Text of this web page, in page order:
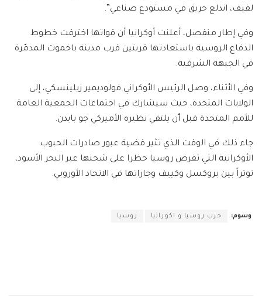
لفيف، اندلع حريق في مستودع صناعي”.
وفي إطار منفصل، أعلنت أوكرانيا أن قواتها اخترقت خطوط
الدفاع الروسية باستعادتها قريتين قرب مدينة باخموت المدمّرة
في الجبهة الشرقية.
وفي الأثناء، وصل الرئيس الأوكراني فولوديمير زيلينسكي، إلى
الولايات المتحدة، حيث سيشارك في اجتماعات الجمعية العامة
للأمم المتحدة قبل أن يلتقي نظيره الأميركي جو بايدن.
جاء ذلك في الوقت الذي تثير قضية عبور صادرات الحبوب
الأوكرانية التي تفرض روسيا حظرا على شحنها عبر البحر الأسود،
توتراً بين بروكسل وكييف وجاراتها في الاتحاد الأوروبي.
وسوم: حرب روسيا و اكورانيا روسيا